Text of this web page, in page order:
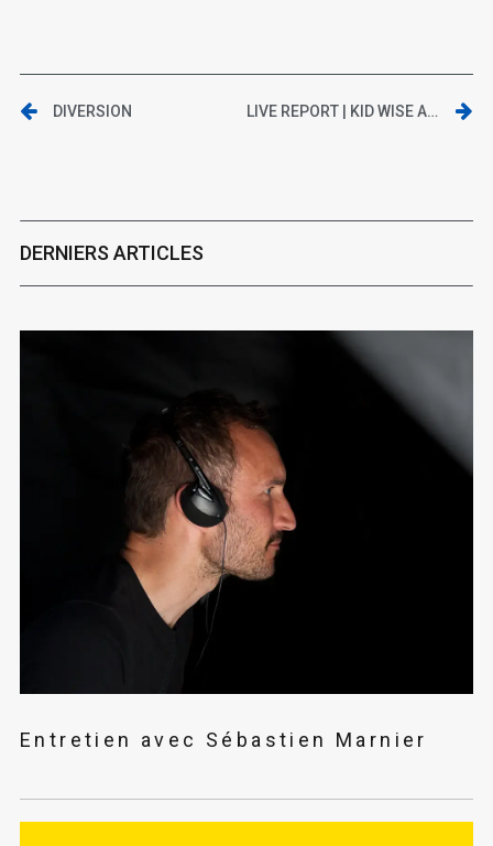
DIVERSION LIVE REPORT | KID WISE AU METRONUM – TOULOUSE
DERNIERS ARTICLES
Entretien avec Sébastien Marnier